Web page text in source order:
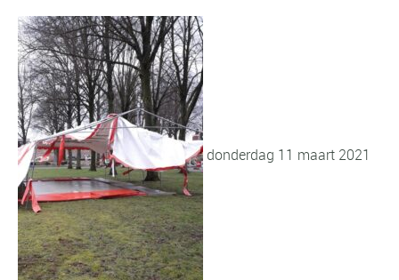
donderdag 11 maart 2021